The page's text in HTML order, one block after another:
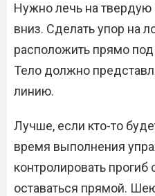
Нужно лечь на
вниз. Сделать упор на
расположить прямо
Тело должно
линию.
Лучше, если кто-то
время выполнения
контролировать
оставаться прямой.